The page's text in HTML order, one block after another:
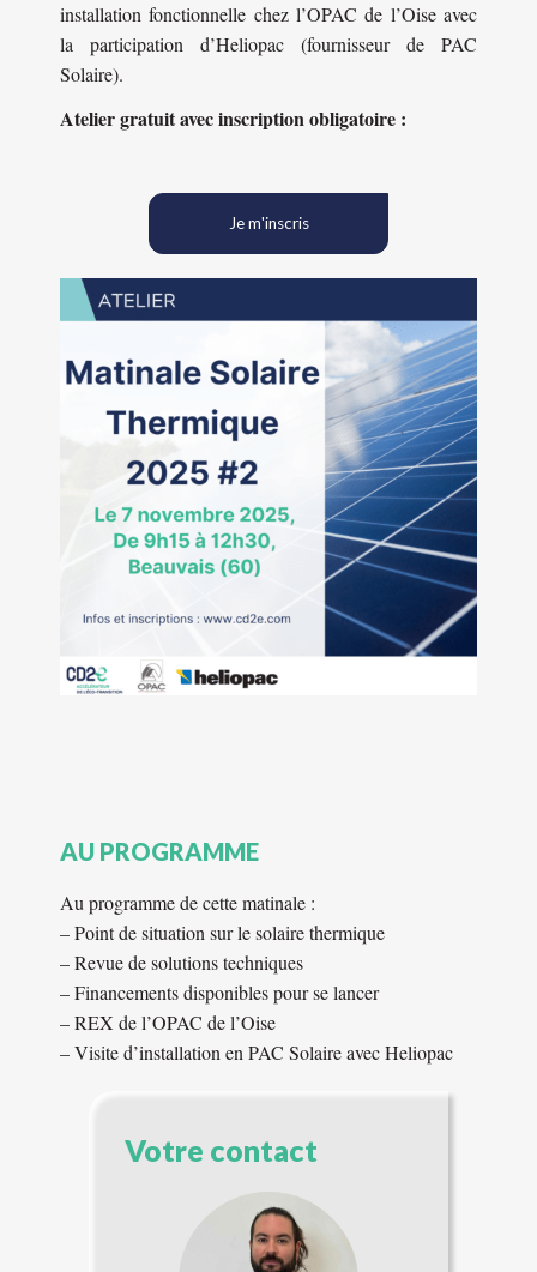
installation fonctionnelle chez l’OPAC de l’Oise avec
la participation d’Heliopac (fournisseur de PAC
Solaire).
Atelier gratuit avec inscription obligatoire :
Je m'inscris
AU PROGRAMME
Au programme de cette matinale :
– Point de situation sur le solaire thermique
– Revue de solutions techniques
– Financements disponibles pour se lancer
– REX de l’OPAC de l’Oise
– Visite d’installation en PAC Solaire avec Heliopac
Votre contact